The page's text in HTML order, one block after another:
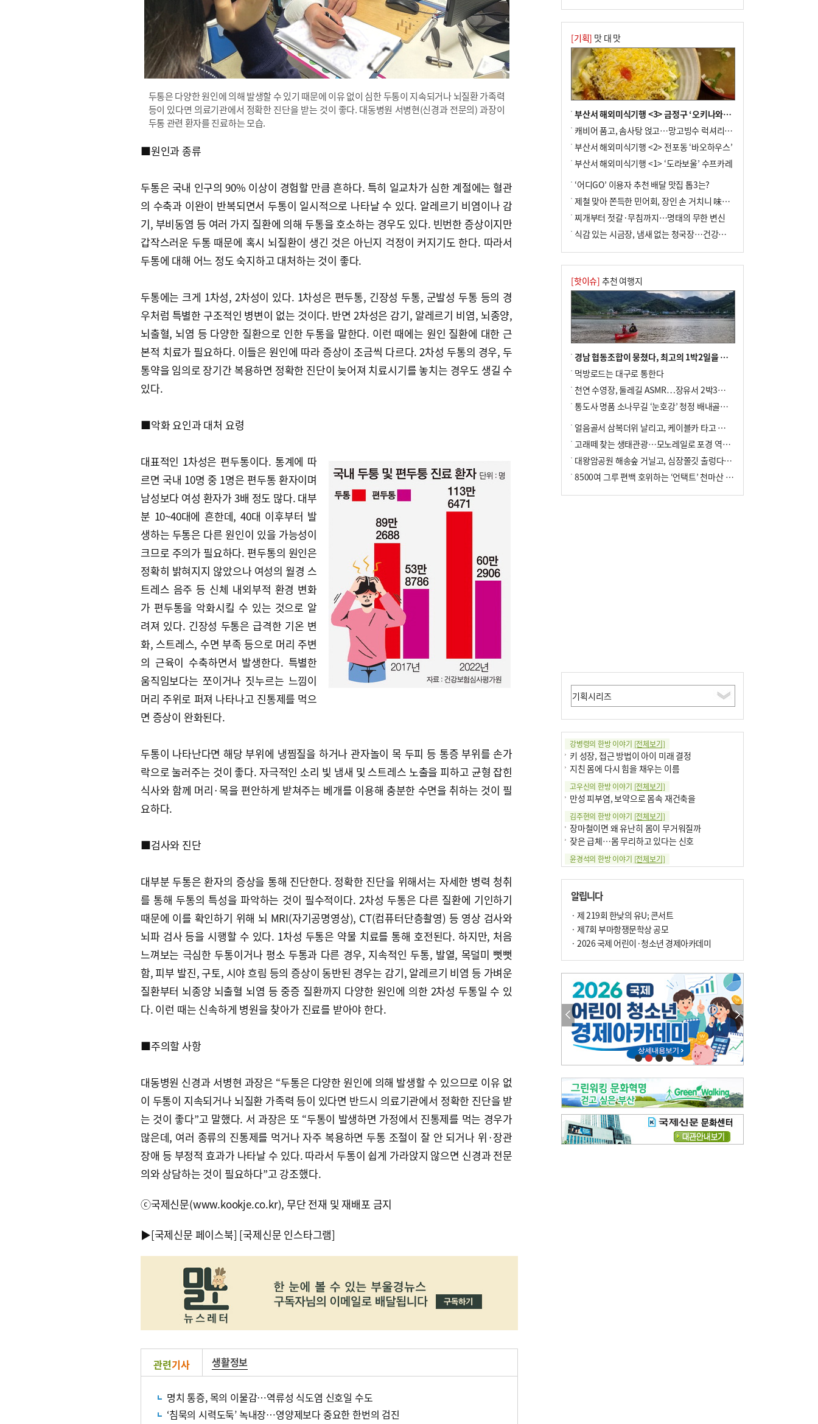
두통은 다양한 원인에 의해 발생할 수 있기 때문에 이유 없이 심한 두통이 지속되거나 뇌질환 가족력
등이 있다면 의료기관에서 정확한 진단을 받는 것이 좋다. 대동병원 서병현(신경과 전문의) 과장이
두통 관련 환자를 진료하는 모습.
■원인과 종류
두통은 국내 인구의 90% 이상이 경험할 만큼 흔하다. 특히 일교차가 심한 계절에는 혈관
의 수축과 이완이 반복되면서 두통이 일시적으로 나타날 수 있다. 알레르기 비염이나 감
기, 부비동염 등 여러 가지 질환에 의해 두통을 호소하는 경우도 있다. 빈번한 증상이지만
갑작스러운 두통 때문에 혹시 뇌질환이 생긴 것은 아닌지 걱정이 커지기도 한다. 따라서
두통에 대해 어느 정도 숙지하고 대처하는 것이 좋다.
두통에는 크게 1차성, 2차성이 있다. 1차성은 편두통, 긴장성 두통, 군발성 두통 등의 경
우처럼 특별한 구조적인 병변이 없는 것이다. 반면 2차성은 감기, 알레르기 비염, 뇌종양,
뇌출혈, 뇌염 등 다양한 질환으로 인한 두통을 말한다. 이런 때에는 원인 질환에 대한 근
본적 치료가 필요하다. 이들은 원인에 따라 증상이 조금씩 다르다. 2차성 두통의 경우, 두
통약을 임의로 장기간 복용하면 정확한 진단이 늦어져 치료시기를 놓치는 경우도 생길 수
있다.
■악화 요인과 대처 요령
대표적인 1차성은 편두통이다. 통계에 따
르면 국내 10명 중 1명은 편두통 환자이며
남성보다 여성 환자가 3배 정도 많다. 대부
분 10~40대에 흔한데, 40대 이후부터 발
생하는 두통은 다른 원인이 있을 가능성이
크므로 주의가 필요하다. 편두통의 원인은
정확히 밝혀지지 않았으나 여성의 월경 스
트레스 음주 등 신체 내외부적 환경 변화
가 편두통을 악화시킬 수 있는 것으로 알
려져 있다. 긴장성 두통은 급격한 기온 변
화, 스트레스, 수면 부족 등으로 머리 주변
의 근육이 수축하면서 발생한다. 특별한
움직임보다는 쪼이거나 짓누르는 느낌이
머리 주위로 퍼져 나타나고 진통제를 먹으
면 증상이 완화된다.
두통이 나타난다면 해당 부위에 냉찜질을 하거나 관자놀이 목 두피 등 통증 부위를 손가
락으로 눌러주는 것이 좋다. 자극적인 소리 빛 냄새 및 스트레스 노출을 피하고 균형 잡힌
식사와 함께 머리·목을 편안하게 받쳐주는 베개를 이용해 충분한 수면을 취하는 것이 필
요하다.
■검사와 진단
대부분 두통은 환자의 증상을 통해 진단한다. 정확한 진단을 위해서는 자세한 병력 청취
를 통해 두통의 특성을 파악하는 것이 필수적이다. 2차성 두통은 다른 질환에 기인하기
때문에 이를 확인하기 위해 뇌 MRI(자기공명영상), CT(컴퓨터단층촬영) 등 영상 검사와
뇌파 검사 등을 시행할 수 있다. 1차성 두통은 약물 치료를 통해 호전된다. 하지만, 처음
느껴보는 극심한 두통이거나 평소 두통과 다른 경우, 지속적인 두통, 발열, 목덜미 뻣뻣
함, 피부 발진, 구토, 시야 흐림 등의 증상이 동반된 경우는 감기, 알레르기 비염 등 가벼운
질환부터 뇌종양 뇌출혈 뇌염 등 중증 질환까지 다양한 원인에 의한 2차성 두통일 수 있
다. 이런 때는 신속하게 병원을 찾아가 진료를 받아야 한다.
■주의할 사항
대동병원 신경과 서병현 과장은 “두통은 다양한 원인에 의해 발생할 수 있으므로 이유 없
이 두통이 지속되거나 뇌질환 가족력 등이 있다면 반드시 의료기관에서 정확한 진단을 받
는 것이 좋다”고 말했다. 서 과장은 또 “두통이 발생하면 가정에서 진통제를 먹는 경우가
많은데, 여러 종류의 진통제를 먹거나 자주 복용하면 두통 조절이 잘 안 되거나 위·장관
장애 등 부정적 효과가 나타날 수 있다. 따라서 두통이 쉽게 가라앉지 않으면 신경과 전문
의와 상담하는 것이 필요하다”고 강조했다.
ⓒ국제신문(www.kookje.co.kr), 무단 전재 및 재배포 금지
▶[국제신문 페이스북] [국제신문 인스타그램]
관련기사 생활정보
명치 통증, 목의 이물감…역류성 식도염 신호일 수도
‘침묵의 시력도둑’ 녹내장…영양제보다 중요한 한번의 검진
10 교육혁신선도지 공모 코앞인데…구·군 난
색에 교육청 ‘쩔쩔’
[기획] 맛 대 맛
부산서 해외미식기행 <3> 금정구 ‘오키나와키친’
캐비어 품고, 솜사탕 얹고…망고빙수 럭셔리한 진화
부산서 해외미식기행 <2> 전포동 ‘바오하우스’
부산서 해외미식기행 <1> ‘도라보울’ 수프카레
‘어디GO’ 이용자 추천 배달 맛집 톱3는?
제철 맞아 쫀득한 민어회, 장인 손 거치니 味친 한상
찌개부터 젓갈·무침까지…명태의 무한 변신
식감 있는 시금장, 냄새 없는 청국장…건강한 발효 밥상
[핫이슈] 추천 여행지
경남 협동조합이 뭉쳤다, 최고의 1박2일을 위해
먹방로드는 대구로 통한다
천연 수영장, 둘레길 ASMR…장유서 2박3일 소확행
통도사 명품 소나무길 ‘눈호강’ 청정 배내골서 더위 싹
얼음골서 삼복더위 날리고, 케이블카 타고 신선놀음
고래떼 찾는 생태관광…모노레일로 포경 역사여행
대왕암공원 해송숲 거닐고, 심장쫄깃 출렁다리 건너봐
8500여 그루 편백 호위하는 ‘언택트’ 천마산 산림욕장
강병령의 한방 이야기 [전체보기]
키 성장, 접근 방법이 아이 미래 결정
지친 몸에 다시 힘을 채우는 이름
고우신의 한방 이야기 [전체보기]
만성 피부염, 보약으로 몸속 재건축을
김주현의 한방 이야기 [전체보기]
장마철이면 왜 유난히 몸이 무거워질까
잦은 급체…몸 무리하고 있다는 신호
윤경석의 한방 이야기 [전체보기]
땀 멈추려 하지 말고 원인부터 찾아야
손 떨림, 늙음 증거일까 질병 신호일까
윤화정의 한방 이야기
냉기 직접 닿으면 ‘구안와사’ 위험
의료 다이제스트[전체보기]
환자경험평가 지역 1위·전국 2위 外
이유림의 한방 이야기[전체보기]
한방치료, 통증 관리의 새 해법
정영자 시민기자의 웰니스 [전체보기]
습한 여름…몸 깨우는 ‘순환 처방전’
자연·쉼에서 찾는 ‘웰니스 처방전’
조성우의 한방 이야기[전체보기]
봄의 설렘보다 먼저 내 몸의 달램
진료실에서[전체보기]
B형 간염은 ‘간암 시한폭탄’…비활동기 환자도 꼭 6개월 주기 검사
최수지의 한방 이야기 [전체보기]
‘생리 안 해서 편하다’는 위험한 착각
알립니다
· 제 219회 한낮의 유U; 콘서트
· 제7회 부마항쟁문학상 공모
· 2026 국제 어린이·청소년 경제아카데미